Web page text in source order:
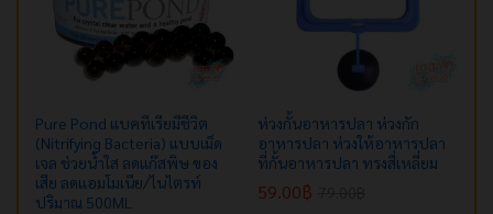
Pure Pond แบคทีเรียมีชีวิต
(Nitrifying Bacteria) แบบเม็ด
เจล ช่วยน้ำใส ลดแก๊สพิษ ของ
เสีย ลดแอมโมเนีย/ไนไตรท์
ปริมาณ 500ML
ห่วงกั้นอาหารปลา ห่วงกัก
อาหารปลา ห่วงให้อาหารปลา
ที่กั้นอาหารปลา ทรงสี่เหลี่ยม
59.00฿